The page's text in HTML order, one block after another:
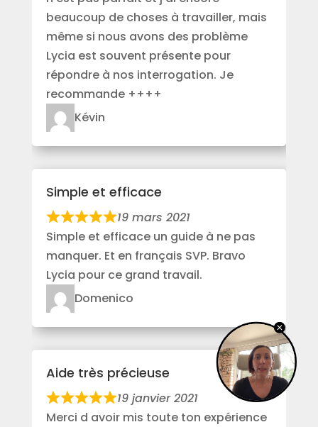
beaucoup de choses à travailler, mais
même si nous avons des problème
Lycia est souvent présente pour
répondre à nos interrogation. Je
recommande ++++
Kévin
Simple et efficace
19 mars 2021
Simple et efficace un guide à ne pas
manquer. Et en français SVP. Bravo
Lycia pour ce grand travail.
Domenico
Aide très précieuse
19 janvier 2021
Merci d avoir mis toute ton expérience